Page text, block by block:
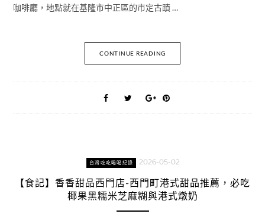
咖啡廳，地點就在基隆市中正區的市定古蹟 …
CONTINUE READING
台灣吃吃喝喝紀錄 2026-05-02
【食記】香香甜品西門店-西門町港式甜品推薦，必吃
椰果黑糯米芝麻糊與港式燉奶